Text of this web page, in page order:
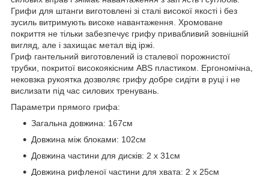
Грифи для штанги виготовлені зі сталі високої якості і без
зусиль витримують високе навантаження. Хромоване
покриття не тільки забезпечує грифу привабливий зовнішній
вигляд, але і захищає метал від іржі.
Гриф гантельний виготовлений із сталевої порожнистої
трубки, покритої високоякісним ABS пластиком. Ергономічна,
нековзка рукоятка дозволяє грифу добре сидіти в руці і не
вислизати під час силових тренувань.
Параметри прямого грифа:
Загальна довжина: 167см
Довжина між блоками: 102см
Довжина частини для дисків: 2 х 31см
Довжина рифленої частини для хвата: 2 х 25см